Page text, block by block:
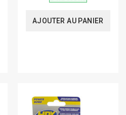
AJOUTER AU PANIER